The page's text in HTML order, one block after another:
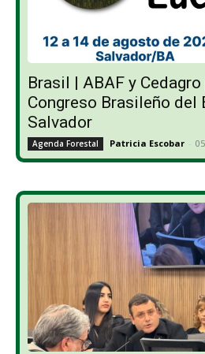
Brasil | ABAF y
Congreso Brasileño del
Salvador
Agenda Forestal Patricia Escobar -